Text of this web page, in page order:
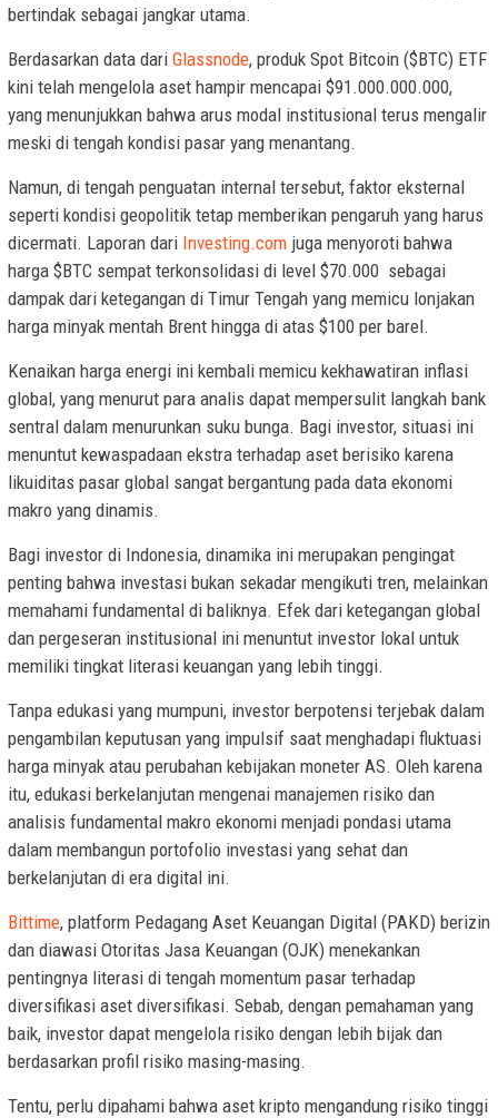
bertindak sebagai jangkar utama.
Berdasarkan data dari Glassnode, produk Spot Bitcoin ($BTC) ETF
kini telah mengelola aset hampir mencapai $91.000.000.000,
yang menunjukkan bahwa arus modal institusional terus mengalir
meski di tengah kondisi pasar yang menantang.
Namun, di tengah penguatan internal tersebut, faktor eksternal
seperti kondisi geopolitik tetap memberikan pengaruh yang harus
dicermati. Laporan dari Investing.com juga menyoroti bahwa
harga $BTC sempat terkonsolidasi di level $70.000 sebagai
dampak dari ketegangan di Timur Tengah yang memicu lonjakan
harga minyak mentah Brent hingga di atas $100 per barel.
Kenaikan harga energi ini kembali memicu kekhawatiran inflasi
global, yang menurut para analis dapat mempersulit langkah bank
sentral dalam menurunkan suku bunga. Bagi investor, situasi ini
menuntut kewaspadaan ekstra terhadap aset berisiko karena
likuiditas pasar global sangat bergantung pada data ekonomi
makro yang dinamis.
Bagi investor di Indonesia, dinamika ini merupakan pengingat
penting bahwa investasi bukan sekadar mengikuti tren, melainkan
memahami fundamental di baliknya. Efek dari ketegangan global
dan pergeseran institusional ini menuntut investor lokal untuk
memiliki tingkat literasi keuangan yang lebih tinggi.
Tanpa edukasi yang mumpuni, investor berpotensi terjebak dalam
pengambilan keputusan yang impulsif saat menghadapi fluktuasi
harga minyak atau perubahan kebijakan moneter AS. Oleh karena
itu, edukasi berkelanjutan mengenai manajemen risiko dan
analisis fundamental makro ekonomi menjadi pondasi utama
dalam membangun portofolio investasi yang sehat dan
berkelanjutan di era digital ini.
Bittime, platform Pedagang Aset Keuangan Digital (PAKD) berizin
dan diawasi Otoritas Jasa Keuangan (OJK) menekankan
pentingnya literasi di tengah momentum pasar terhadap
diversifikasi aset diversifikasi. Sebab, dengan pemahaman yang
baik, investor dapat mengelola risiko dengan lebih bijak dan
berdasarkan profil risiko masing-masing.
Tentu, perlu dipahami bahwa aset kripto mengandung risiko tinggi